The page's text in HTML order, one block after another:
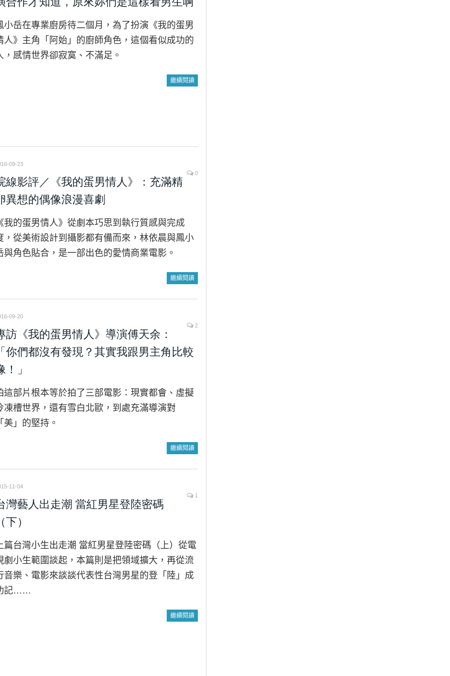
小岳在專業廚房待二個月，為了扮演《我的蛋男
人》主角「阿始」的廚師角色，這個看似成功的
，感情世界卻寂寞、不滿足。
繼續閱讀
09-23
0
線影評／《我的蛋男情人》：充滿精
異想的偶像浪漫喜劇
我的蛋男情人》從劇本巧思到執行質感與完成
，從美術設計到攝影都有備而來，林依晨與鳳小
與角色貼合，是一部出色的愛情商業電影。
繼續閱讀
09-20
2
訪《我的蛋男情人》導演傅天余：
你們都沒有發現？其實我跟男主角比較
！」
這部片根本等於拍了三部電影：現實都會、虛擬
凍槽世界，還有雪白北歐，到處充滿導演對
美」的堅持。
繼續閱讀
11-04
1
灣藝人出走潮 當紅男星登陸密碼
下）
篇台灣小生出走潮 當紅男星登陸密碼（上）從電
劇小生範圍談起，本篇則是把領域擴大，再從流
音樂、電影來談談代表性台灣男星的登「陸」成
記……
繼續閱讀